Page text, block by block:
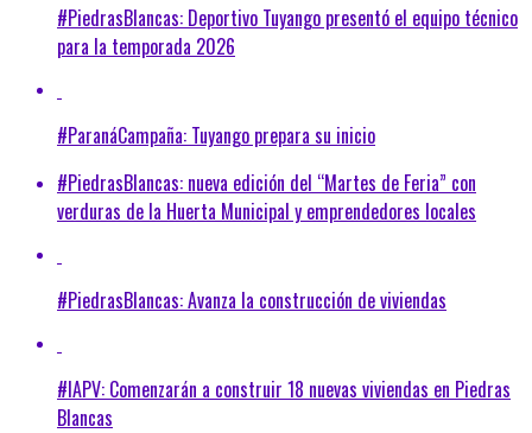
#PiedrasBlancas: Deportivo Tuyango presentó el equipo técnico
para la temporada 2026
#ParanáCampaña: Tuyango prepara su inicio
#PiedrasBlancas: nueva edición del “Martes de Feria” con
verduras de la Huerta Municipal y emprendedores locales
#PiedrasBlancas: Avanza la construcción de viviendas
#IAPV: Comenzarán a construir 18 nuevas viviendas en Piedras
Blancas